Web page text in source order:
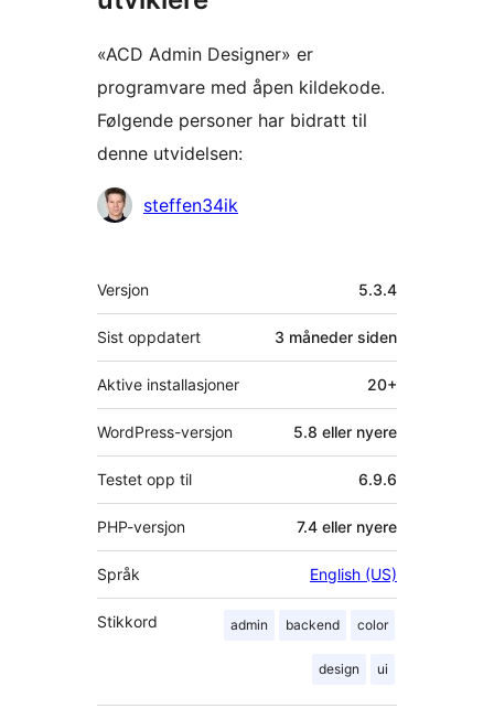
«ACD Admin Designer» er
programvare med åpen kildekode.
Følgende personer har bidratt til
denne utvidelsen:
Bidragsytere
steffen34ik
Meta
Versjon 5.3.4
Sist oppdatert 3 måneder siden
Aktive installasjoner 20+
WordPress-versjon 5.8 eller nyere
Testet opp til 6.9.6
PHP-versjon 7.4 eller nyere
Språk English (US)
Stikkord admin backend color
design ui